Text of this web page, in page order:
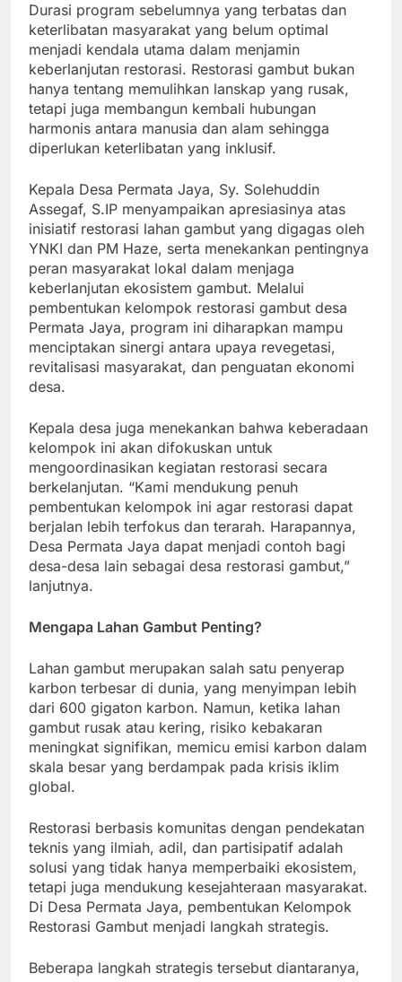
Durasi program sebelumnya yang terbatas dan
keterlibatan masyarakat yang belum optimal
menjadi kendala utama dalam menjamin
keberlanjutan restorasi. Restorasi gambut bukan
hanya tentang memulihkan lanskap yang rusak,
tetapi juga membangun kembali hubungan
harmonis antara manusia dan alam sehingga
diperlukan keterlibatan yang inklusif.
Kepala Desa Permata Jaya, Sy. Solehuddin
Assegaf, S.IP menyampaikan apresiasinya atas
inisiatif restorasi lahan gambut yang digagas oleh
YNKI dan PM Haze, serta menekankan pentingnya
peran masyarakat lokal dalam menjaga
keberlanjutan ekosistem gambut. Melalui
pembentukan kelompok restorasi gambut desa
Permata Jaya, program ini diharapkan mampu
menciptakan sinergi antara upaya revegetasi,
revitalisasi masyarakat, dan penguatan ekonomi
desa.
Kepala desa juga menekankan bahwa keberadaan
kelompok ini akan difokuskan untuk
mengoordinasikan kegiatan restorasi secara
berkelanjutan. “Kami mendukung penuh
pembentukan kelompok ini agar restorasi dapat
berjalan lebih terfokus dan terarah. Harapannya,
Desa Permata Jaya dapat menjadi contoh bagi
desa-desa lain sebagai desa restorasi gambut,”
lanjutnya.
Mengapa Lahan Gambut Penting?
Lahan gambut merupakan salah satu penyerap
karbon terbesar di dunia, yang menyimpan lebih
dari 600 gigaton karbon. Namun, ketika lahan
gambut rusak atau kering, risiko kebakaran
meningkat signifikan, memicu emisi karbon dalam
skala besar yang berdampak pada krisis iklim
global.
Restorasi berbasis komunitas dengan pendekatan
teknis yang ilmiah, adil, dan partisipatif adalah
solusi yang tidak hanya memperbaiki ekosistem,
tetapi juga mendukung kesejahteraan masyarakat.
Di Desa Permata Jaya, pembentukan Kelompok
Restorasi Gambut menjadi langkah strategis.
Beberapa langkah strategis tersebut diantaranya,